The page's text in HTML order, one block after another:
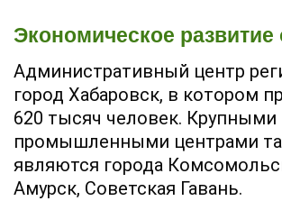
Экономическое развитие
Административный центр
город Хабаровск, в котором
620 тысяч человек. Крупными
промышленными центрами
являются города
Амурск, Советская Гавань.